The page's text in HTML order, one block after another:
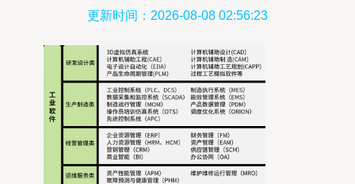
家会议评审系统计算机系统服务
更新时间：2026-08-08 02:56:23